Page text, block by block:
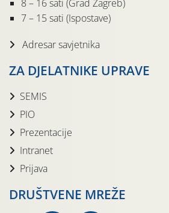
8 – 16 sati (Grad Zagreb)
7 – 15 sati (Ispostave)
Adresar savjetnika
ZA DJELATNIKE UPRAVE
SEMIS
PIO
Prezentacije
Intranet
Prijava
DRUŠTVENE MREŽE